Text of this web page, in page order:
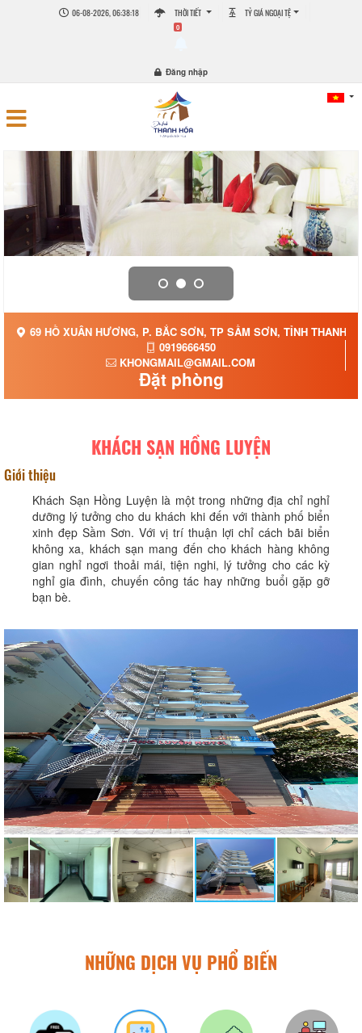
06-08-2026, 06:38:21 THỜI TIẾT TỶ GIÁ NGOẠI TỆ
0
Đăng nhập
69 HỒ XUÂN HƯƠNG, P. BẮC SƠN, TP SẦM SƠN, TỈNH THANH
0919666450
KHONGMAIL@GMAIL.COM
Đặt phòng
KHÁCH SẠN HỒNG LUYỆN
Giới thiệu
Khách Sạn Hồng Luyện là một trong những địa chỉ nghỉ
dưỡng lý tưởng cho du khách khi đến với thành phố biển
xinh đẹp Sầm Sơn. Với vị trí thuận lợi chỉ cách bãi biển
không xa, khách sạn mang đến cho khách hàng không
gian nghỉ ngơi thoải mái, tiện nghi, lý tưởng cho các kỳ
nghỉ gia đình, chuyến công tác hay những buổi gặp gỡ
bạn bè.
NHỮNG DỊCH VỤ PHỔ BIẾN